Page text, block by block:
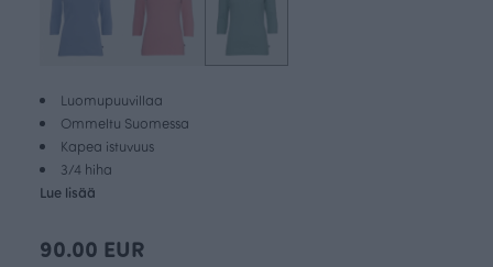
Luomupuuvillaa
Ommeltu Suomessa
Kapea istuvuus
3/4 hiha
Lue lisää
90.00 EUR